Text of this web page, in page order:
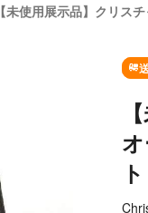
【未使用展示品】クリ